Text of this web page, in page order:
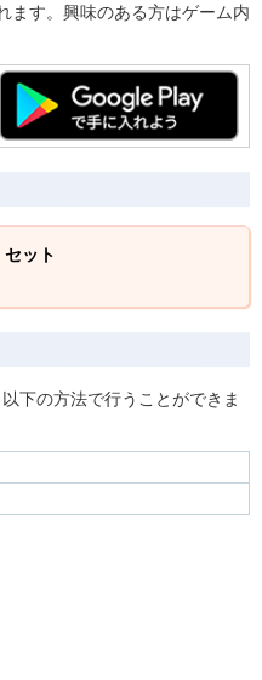
ます。興味のある方はゲーム内
ット
下の方法で行うことができま